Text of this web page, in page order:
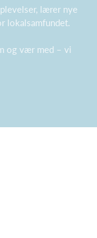
lærer nye
lokalsamfundet.
og vær med – vi